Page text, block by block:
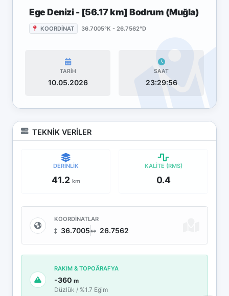
Ege Denizi - [56.17 km] Bodrum (Muğla)
KOORDİNAT 36.7005°K - 26.7562°D
TARİH
10.05.2026
SAAT
23:29:56
TEKNİK VERİLER
DERİNLİK
41.2 km
KALİTE (RMS)
0.4
KOORDİNATLAR
36.7005 26.7562
RAKIM & TOPOÄRAFYA
-360 m
Düzlük / %1.7 Eğim